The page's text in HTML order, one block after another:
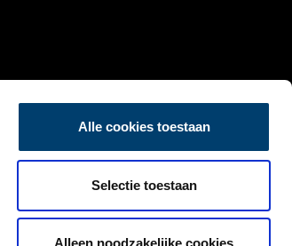
Alle cookies toestaan
Selectie toestaan
Alleen noodzakelijke cookies